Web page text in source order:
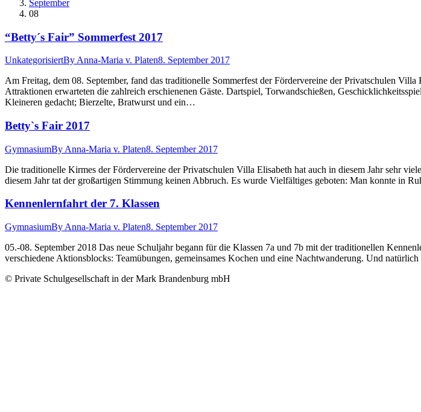
September
08
“Betty´s Fair” Sommerfest 2017
UnkategorisiertBy Anna-Maria v. Platen8. September 2017
Am Freitag, dem 08. September, fand das traditionelle Sommerfest der Fördervereine der Privatschulen
Attraktionen erwarteten die zahlreich erschienenen Gäste. Dartspiel, Torwandschießen,
Kleineren gedacht; Bierzelte, Bratwurst und ein…
Betty`s Fair 2017
GymnasiumBy Anna-Maria v. Platen8. September 2017
Die traditionelle Kirmes der Fördervereine der Privatschulen Villa Elisabeth hat auch in diesem Jahr sehr
diesem Jahr tat der großartigen Stimmung keinen Abbruch. Es wurde Vielfältiges geboten: Man konnte in
Kennenlernfahrt der 7. Klassen
GymnasiumBy Anna-Maria v. Platen8. September 2017
05.-08. September 2018 Das neue Schuljahr begann für die Klassen 7a und 7b mit der traditionellen
verschiedene Aktionsblocks: Teamübungen, gemeinsames Kochen und eine Nachtwanderung. Und
© Private Schulgesellschaft in der Mark Brandenburg mbH